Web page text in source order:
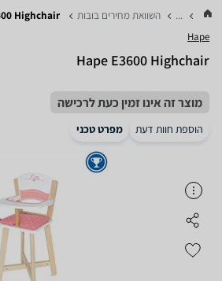
... השוואת מחירים בובות Highchair
Hape
Hape E3600 Highchair
מוצר זה אינו זמין כעת לרכישה
הוספת חוות דעת מפרט טכני